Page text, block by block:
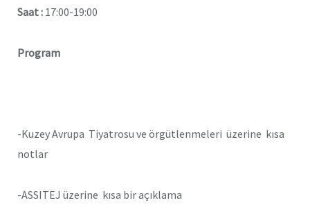
Saat : 17:00-19:00
Program
-Kuzey Avrupa Tiyatrosu ve örgütlenmeleri üzerine kısa
notlar
-ASSITEJ üzerine kısa bir açıklama